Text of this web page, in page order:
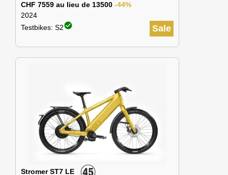
CHF 7559 au lieu de 13500 -44%
2024
Sale
Testbikes: S2check_circle
Stromer ST7 LE